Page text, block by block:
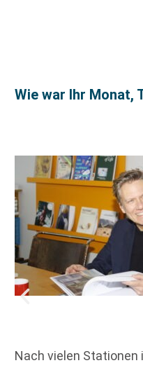
Wie war Ihr Monat,
Nach vielen Stationen